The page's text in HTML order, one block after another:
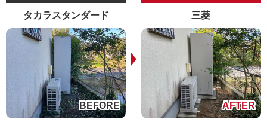
タカラスタンダード 三菱